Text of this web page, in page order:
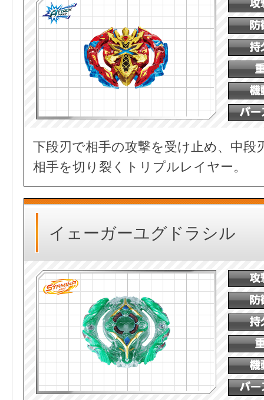
下段刃で相手の攻撃を受け止め、中段
相手を切り裂くトリプルレイヤー。
イェーガーユグドラシル